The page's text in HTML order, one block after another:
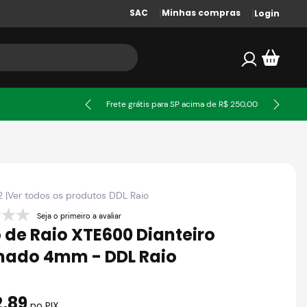
SAC Minhas compras Login
Frete grátis para SP acima de R$ 250,00
|Ver todos os produtos DDL Raio
Seja o primeiro a avaliar
Raio XTE600 Dianteiro
4mm - DDL Raio